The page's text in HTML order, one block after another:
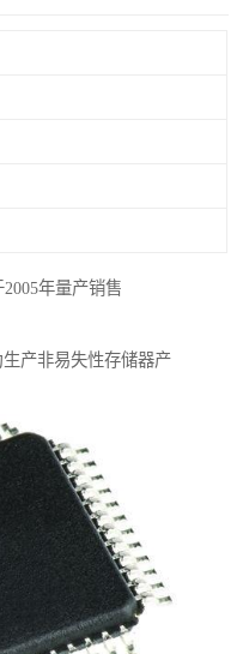
年量产销售
产非易失性存储器产